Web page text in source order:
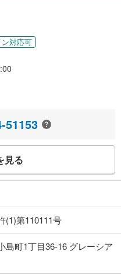
対応可
51153
見る
(1)第110111号
島町1丁目36-16 グレーシア